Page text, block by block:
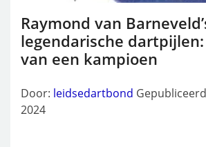
Raymond van
legendarische
van een kampioen
Door: leidsedartbond
2024